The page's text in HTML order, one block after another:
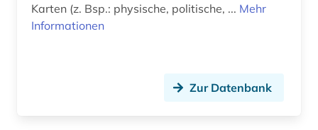
Karten (z. Bsp.: physische, politische, ... Mehr
Informationen
Zur Datenbank